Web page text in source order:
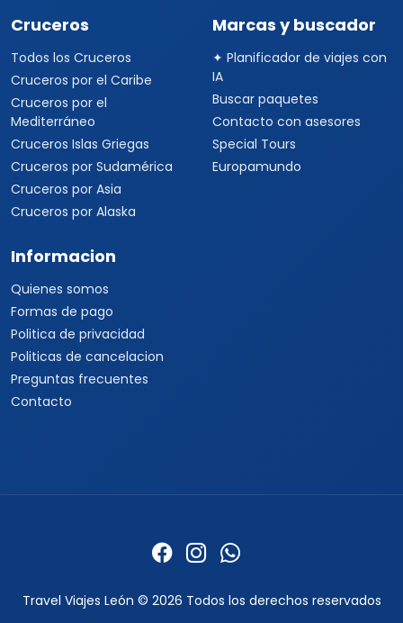
Cruceros
Todos los Cruceros
Cruceros por el Caribe
Cruceros por el
Mediterráneo
Cruceros Islas Griegas
Cruceros por Sudamérica
Cruceros por Asia
Cruceros por Alaska
Marcas y buscador
✦ Planificador de viajes con
IA
Buscar paquetes
Contacto con asesores
Special Tours
Europamundo
Informacion
Quienes somos
Formas de pago
Politica de privacidad
Politicas de cancelacion
Preguntas frecuentes
Contacto
Travel Viajes León © 2026 Todos los derechos reservados